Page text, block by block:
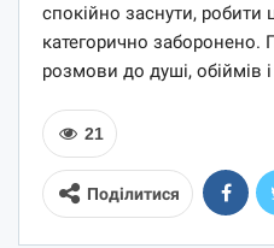
спокійно заснути, робити
категорично заборонено.
розмови до душі, обіймів
21
Поділитися